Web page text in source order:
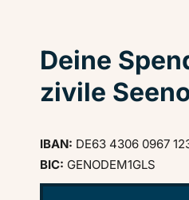
Deine
zivile
IBAN: DE63 4306 0967
BIC: GENODEM1GLS